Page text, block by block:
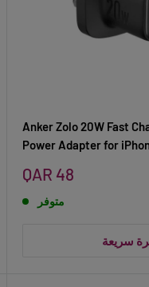
Anker Zolo 20W Fast
Power Adapter for
سعر
QAR 48
متوفر
سريعة